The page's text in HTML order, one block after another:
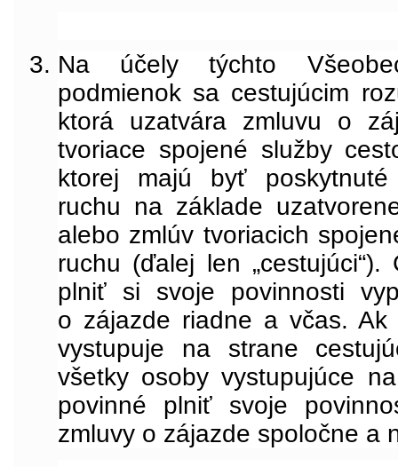
Na účely týchto
podmienok sa cestujúcim
ktorá uzatvára zmluvu o
tvoriace spojené služby
ktorej majú byť poskytnuté
ruchu na základe
alebo zmlúv tvoriacich
ruchu (ďalej len
plniť si svoje povinnosti
o zájazde riadne a včas.
vystupuje na strane
všetky osoby vystupujúce
povinné plniť svoje
zmluvy o zájazde spoločne a